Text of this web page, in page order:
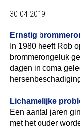
30-04-2019
Ernstig
In 1980 heeft Rob
brommerongeluk
dagen in coma
Lichamelijke
Een aantal jaren
met het ouder